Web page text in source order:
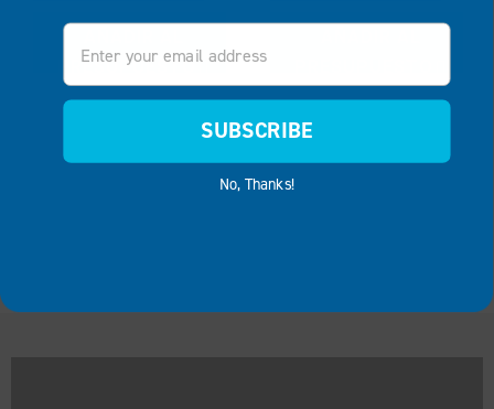
PRESUPUESTO
Email
SUBSCRIBE
No, Thanks!